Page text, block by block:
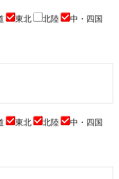
東北 北陸
中・四国
東北 北陸
中・四国